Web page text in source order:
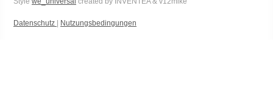
Datenschutz Nutzungsbedingungen